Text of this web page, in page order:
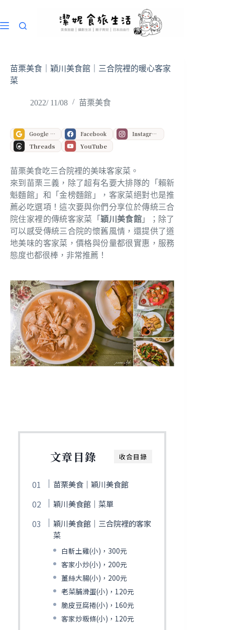
主
苗栗美食｜穎川美食館｜三合院裡的暖心客家
菜
2022/ 11/08 苗栗美食
Google 偏好來源 Facebook Instagram
Threads YouTube
苗栗美食吃三合院裡的美味客家菜。
來到苗栗三義，除了超有名要大排隊的「賴新
魁麵館」和「金榜麵館」，客家菜絕對也是推
薦必吃選項！這次要與你們分享位於傳統三合
院住家裡的傳統客家菜「 穎川美食館 」；除了
可以感受傳統三合院的懷舊風情，還提供了道
地美味的客家菜，價格與份量都很實惠，服務
態度也都很棒，非常推薦！
收合目錄
文章目錄
苗栗美食｜穎川美食館
穎川美食館｜菜單
穎川美食館｜三合院裡的客家
菜
白斬土雞(小)，300元
客家小炒(小)，200元
薑絲大腸(小)，200元
老菜脯滑蛋(小)，120元
脆皮豆腐捲(小)，160元
客家炒粄條(小)，120元